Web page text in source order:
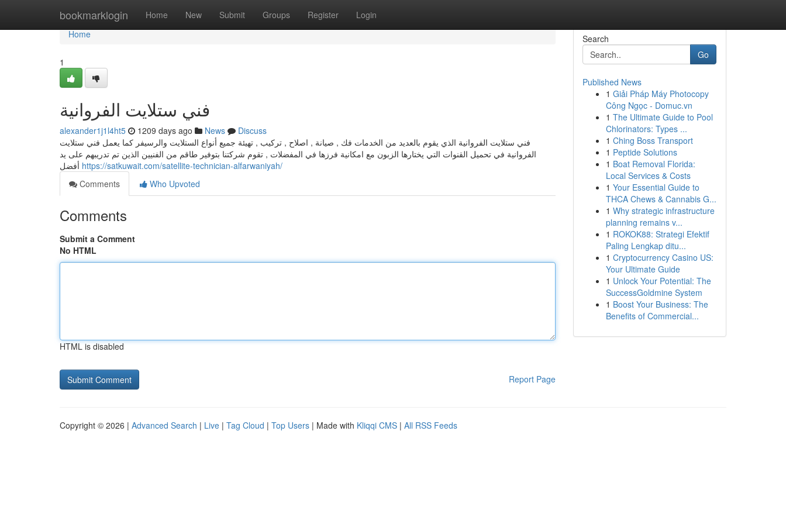
bookmarklogin Home New Submit Groups Register Login
Home
Home
1
فني ستلايت الفروانية
alexander1j1l4ht5 1209 days ago News
Discuss
فني ستلايت الفروانية الذي يقوم بالعديد من الخدمات فك , صيانة , اصلاح , تركيب , تهيئة جميع أنواع الستلايت والرسيفر كما يعمل فني ستلايت
الفروانية في تحميل القنوات التي يختارها الزبون مع امكانية فرزها في المفضلات , تقوم شركتنا بتوفير طاقم من الفنيين الذين تم تدريبهم على يد
https://satkuwait.com/satellite-technician-alfarwaniyah/
Comments
Who Upvoted
Comments
Submit a Comment
No HTML
HTML is disabled
Report Page
Search
Go
Published News
1 Giải Pháp Máy Photocopy
Công Ngọc - Domuc.vn
1 The Ultimate Guide to Pool
Chlorinators: Types ...
1 Ching Boss Transport
1 Peptide Solutions
1 Boat Removal Florida:
Local Services & Costs
1 Your Essential Guide to
THCA Chews & Cannabis G...
1 Why strategic infrastructure
planning remains v...
1 ROKOK88: Strategi Efektif
Paling Lengkap ditu...
1 Cryptocurrency Casino US:
Your Ultimate Guide
1 Unlock Your Potential: The
SuccessGoldmine System
1 Boost Your Business: The
Benefits of Commercial...
Copyright © 2026 | Advanced Search | Live | Tag Cloud | Top Users | Made with Kliqqi CMS | All RSS Feeds